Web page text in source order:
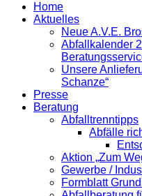
Home
Aktuelles
Neue A.V.E.
Abfallkalender
Unsere
Schanze“
Presse
Beratung
Abfalltrenntipps
Abfälle
Aktion „Zum
Gewerbe /
Formblatt